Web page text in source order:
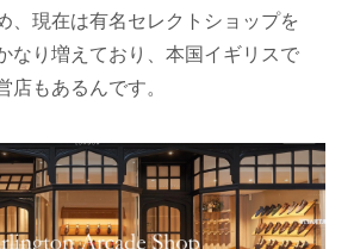
、現在は有名セレクトショップを
なり増えており、本国イギリスで
店もあるんです。